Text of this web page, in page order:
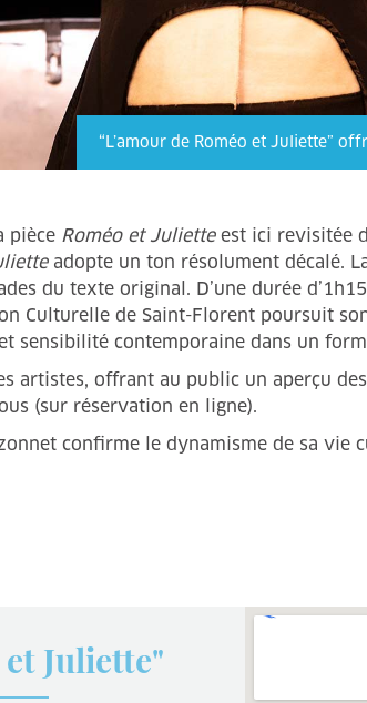
“L’amour de Roméo et Juliette”
pièce Roméo et Julietteest ici revisitée
adopte un ton résolument décalé.
du texte original. D’une durée
Culturelle de Saint-Florent poursuit
sensibilité contemporaine dans un
artistes, offrant au public un aperçu
(sur réservation en ligne).
confirme le dynamisme de sa
Juliette"